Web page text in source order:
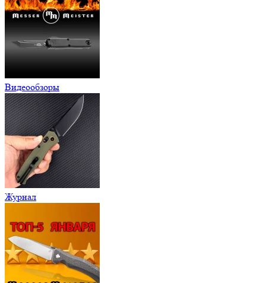
Видеообзоры
Журнал